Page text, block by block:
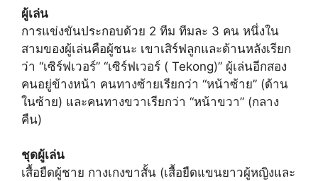
ผู้เล่น
การแข่งขันประกอบด้วย 2 ทีม ทีมละ 3 คน หนึ่งใน
สามของผู้เล่นคือผู้ชนะ เขาเสิร์ฟลูกและด้านหลังเรียก
ว่า “เซิร์ฟเวอร์” “เซิร์ฟเวอร์ ( Tekong)” ผู้เล่นอีกสอง
คนอยู่ข้างหน้า คนทางซ้ายเรียกว่า “หน้าซ้าย” (ด้าน
ในซ้าย) และคนทางขวาเรียกว่า “หน้าขวา” (กลาง
คืน)
ชุดผู้เล่น
เสื้อยืดผู้ชาย กางเกงขาสั้น (เสื้อยืดแขนยาวผู้หญิงและ